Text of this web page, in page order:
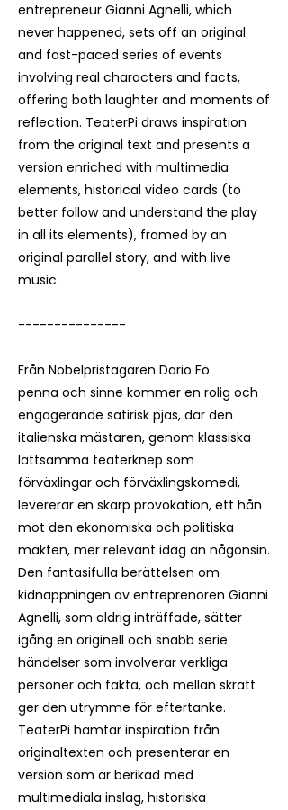
entrepreneur Gianni Agnelli, which
never happened, sets off an original
and fast-paced series of events
involving real characters and facts,
offering both laughter and moments of
reflection. TeaterPi draws inspiration
from the original text and presents a
version enriched with multimedia
elements, historical video cards (to
better follow and understand the play
in all its elements), framed by an
original parallel story, and with live
music.
---------------
Från Nobelpristagaren Dario Fo
penna och sinne kommer en rolig och
engagerande satirisk pjäs, där den
italienska mästaren, genom klassiska
lättsamma teaterknep som
förväxlingar och förväxlingskomedi,
levererar en skarp provokation, ett hån
mot den ekonomiska och politiska
makten, mer relevant idag än någonsin.
Den fantasifulla berättelsen om
kidnappningen av entreprenören Gianni
Agnelli, som aldrig inträffade, sätter
igång en originell och snabb serie
händelser som involverar verkliga
personer och fakta, och mellan skratt
ger den utrymme för eftertanke.
TeaterPi hämtar inspiration från
originaltexten och presenterar en
version som är berikad med
multimediala inslag, historiska